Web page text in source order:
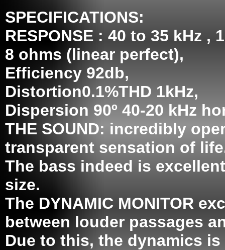
SPECIFICATIONS:
RESPONSE : 40 to 35 kHz ,
8 ohms (linear perfect),
Efficiency 92db,
Distortion0.1%THD 1kHz,
Dispersion 90º 40-20 kHz
THE SOUND: incredibly
transparent sensation of
The bass indeed is
size.
The DYNAMIC MONITOR
between louder passages
Due to this, the dynamics